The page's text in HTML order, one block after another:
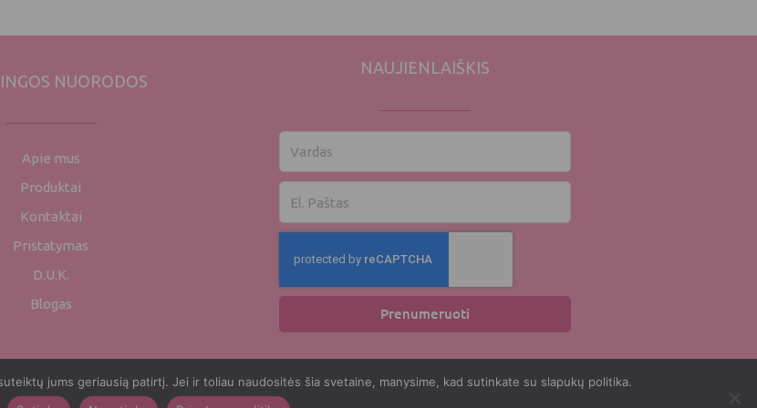
NUORODOS
Apie mus
Produktai
Kontaktai
Pristatymas
D.U.K.
Blogas
NAUJIENLAIŠKIS
paštas
Prenumeruoti
jums geriausią patirtį. Jei ir toliau naudositės šia svetaine, manysime, kad sutinkate su slapukų politika.